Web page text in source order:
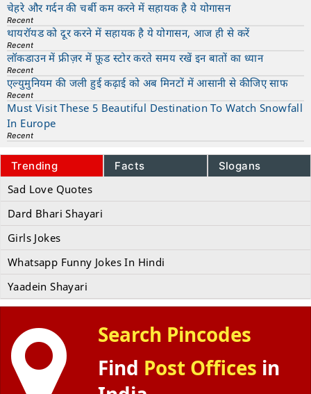
चेहरे और गर्दन की चर्बी कम करने में सहायक है ये योगासन
Recent
थायरॉयड को दूर करने में सहायक है ये योगासन, आज ही से करें
Recent
लॉकडाउन में फ्रीज़र में फ़ूड स्टोर करते समय रखें इन बातों का ध्यान
Recent
एल्युमुनियम की जली हुई कढ़ाई को अब मिनटों में आसानी से कीजिए साफ
Recent
Must Visit These 5 Beautiful Destination To Watch Snowfall
In Europe
Recent
Trending Facts Slogans
Sad Love Quotes
Dard Bhari Shayari
Girls Jokes
Whatsapp Funny Jokes In Hindi
Yaadein Shayari
Search Pincodes
Find Post Offices in